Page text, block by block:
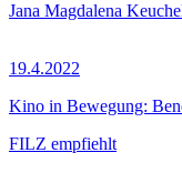
Jana Magdalena
19.4.2022
Kino in Bewegung:
FILZ empfiehlt